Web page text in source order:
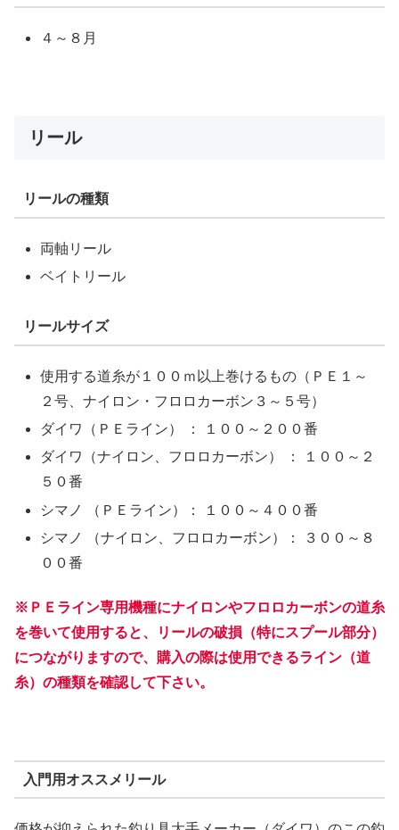
４～８月
リール
リールの種類
両軸リール
ベイトリール
リールサイズ
使用する道糸が１００ｍ以上巻けるもの（ＰＥ１～
２号、ナイロン・フロロカーボン３～５号）
ダイワ（ＰＥライン） ： １００～２００番
ダイワ（ナイロン、フロロカーボン） ： １００～２
５０番
シマノ （ＰＥライン）： １００～４００番
シマノ （ナイロン、フロロカーボン）： ３００～８
００番
※ＰＥライン専用機種にナイロンやフロロカーボンの道糸
を巻いて使用すると、リールの破損（特にスプール部分）
につながりますので、購入の際は使用できるライン（道
糸）の種類を確認して下さい。
入門用オススメリール